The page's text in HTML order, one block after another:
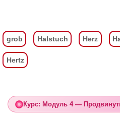
grob Halstuch Herz
Hertz
Курс: Модуль 4 —